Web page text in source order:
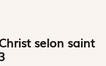
selon saint